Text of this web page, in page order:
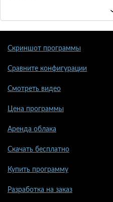
Скриншот программы
Сравните конфигурации
Смотреть видео
Цена программы
Аренда облака
Скачать бесплатно
Купить программу
Разработка на заказ